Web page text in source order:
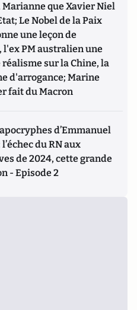
Marianne que Xavier Niel
Le Nobel de la Paix
une leçon de
l'ex PM australien une
réalisme sur la Chine, la
d'arrogance; Marine
fait du Macron
d’Emmanuel
du RN aux
de 2024, cette grande
- Episode 2